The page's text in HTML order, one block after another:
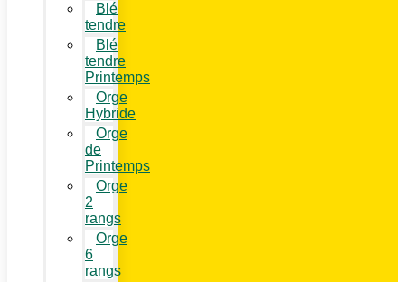
Blé
tendre
Blé
tendre
Printemps
Orge
Hybride
Orge
de
Printemps
Orge
2
rangs
Orge
6
rangs